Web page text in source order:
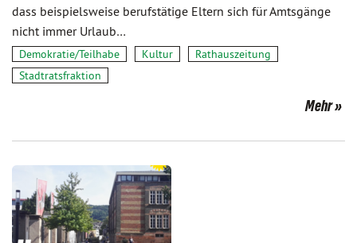
dass beispielsweise berufstätige Eltern sich für Amtsgänge
nicht immer Urlaub…
Demokratie/Teilhabe Kultur
Rathauszeitung
Stadtratsfraktion
Mehr